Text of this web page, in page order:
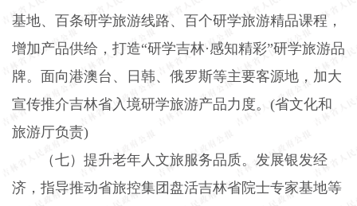
基地、百条研学旅游线路、百个研学旅游精品课程，
增加产品供给，打造“研学吉林·感知精彩”研学旅游品
牌。面向港澳台、日韩、俄罗斯等主要客源地，加大
宣传推介吉林省入境研学旅游产品力度。 (省文化和
旅游厅负责)
（七）提升老年人文旅服务品质。 发展银发经
济，指导推动省旅控集团盘活吉林省院士专家基地等